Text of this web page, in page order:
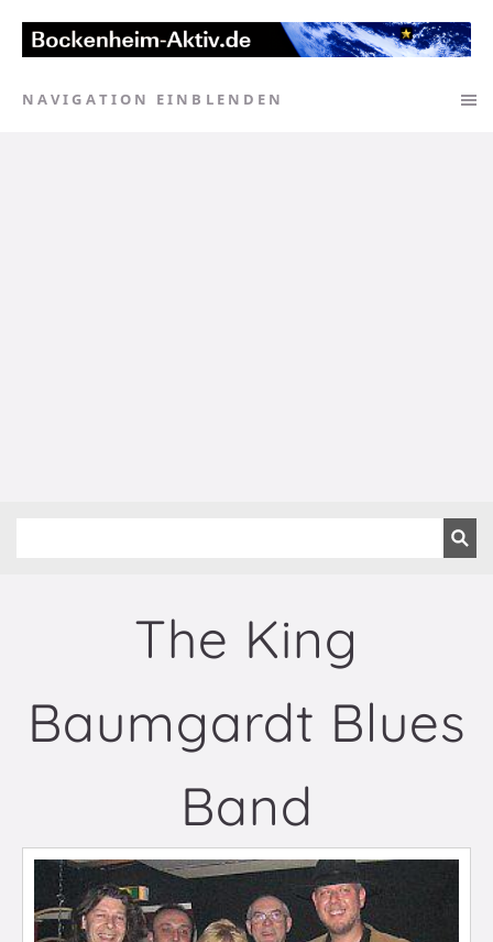
NAVIGATION EINBLENDEN
The King
Baumgardt Blues
Band